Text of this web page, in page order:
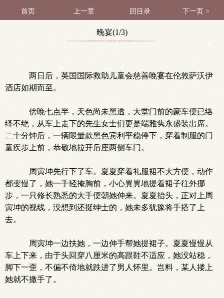
首页 上一章 回目录 下一页 >
晚宴(1/3)
两日后，英国国际救助儿童会慈善晚宴在伦敦萨沃伊
酒店如期而至。
傍晚七点半，天色尚未黑透，大堂门前的豪车便已络
绎不绝，从车上走下的先生女士们更是端雅隽永盛装出席。
二十分钟后，一辆限量款黑色宾利平稳停下，穿着制服的门
童疾步上前，恭敬地拉开后座两侧车门。
周寅坤先行下了车。夏夏穿着礼服裙不大方便，动作
都变慢了，她一手轻掩胸前，小心翼翼地提着裙子往外挪
步，一只修长熟悉的大手便朝她伸来。夏夏抬头，正对上周
寅坤的视线，没想到还挺绅士的，她未多犹豫将手搭了上
去。
周寅坤一边扶她，一边伸手帮她提裙子。夏夏慢慢从
车上下来，由于头回穿八厘米的高跟鞋不适应，她没站稳，
脚下一歪，不偏不倚地就跌进了男人怀里。岂料，某人搂上
她就不撒手了。